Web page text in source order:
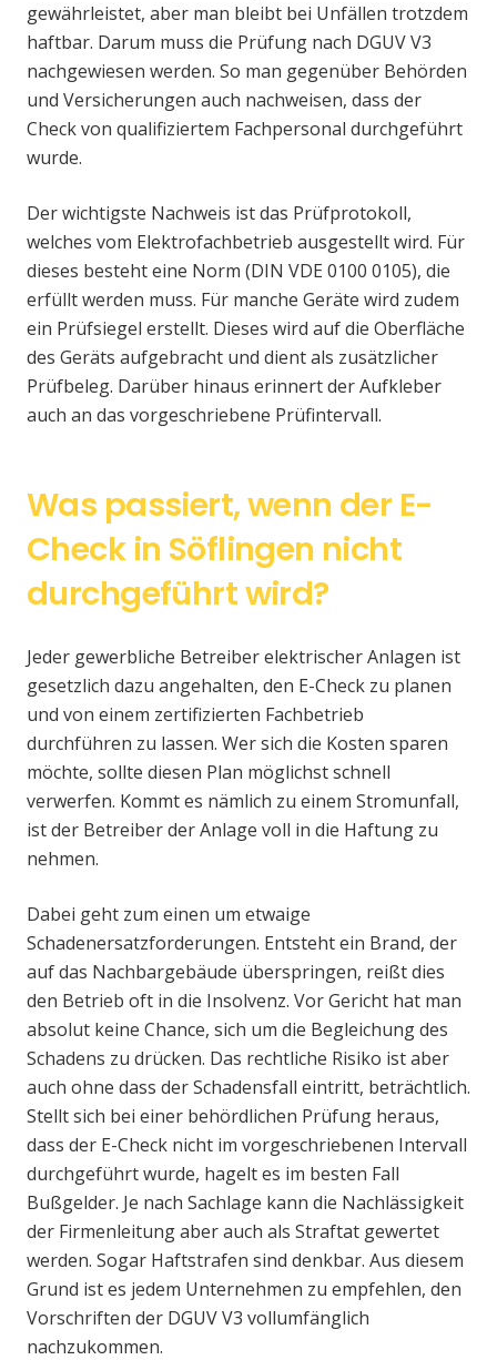
gewährleistet, aber man bleibt bei Unfällen trotzdem
haftbar. Darum muss die Prüfung nach DGUV V3
nachgewiesen werden. So man gegenüber Behörden
und Versicherungen auch nachweisen, dass der
Check von qualifiziertem Fachpersonal durchgeführt
wurde.
Der wichtigste Nachweis ist das Prüfprotokoll,
welches vom Elektrofachbetrieb ausgestellt wird. Für
dieses besteht eine Norm (DIN VDE 0100 0105), die
erfüllt werden muss. Für manche Geräte wird zudem
ein Prüfsiegel erstellt. Dieses wird auf die Oberfläche
des Geräts aufgebracht und dient als zusätzlicher
Prüfbeleg. Darüber hinaus erinnert der Aufkleber
auch an das vorgeschriebene Prüfintervall.
Was passiert, wenn der E-
Check in Söflingen nicht
durchgeführt wird?
Jeder gewerbliche Betreiber elektrischer Anlagen ist
gesetzlich dazu angehalten, den E-Check zu planen
und von einem zertifizierten Fachbetrieb
durchführen zu lassen. Wer sich die Kosten sparen
möchte, sollte diesen Plan möglichst schnell
verwerfen. Kommt es nämlich zu einem Stromunfall,
ist der Betreiber der Anlage voll in die Haftung zu
nehmen.
Dabei geht zum einen um etwaige
Schadenersatzforderungen. Entsteht ein Brand, der
auf das Nachbargebäude überspringen, reißt dies
den Betrieb oft in die Insolvenz. Vor Gericht hat man
absolut keine Chance, sich um die Begleichung des
Schadens zu drücken. Das rechtliche Risiko ist aber
auch ohne dass der Schadensfall eintritt, beträchtlich.
Stellt sich bei einer behördlichen Prüfung heraus,
dass der E-Check nicht im vorgeschriebenen Intervall
durchgeführt wurde, hagelt es im besten Fall
Bußgelder. Je nach Sachlage kann die Nachlässigkeit
der Firmenleitung aber auch als Straftat gewertet
werden. Sogar Haftstrafen sind denkbar. Aus diesem
Grund ist es jedem Unternehmen zu empfehlen, den
Vorschriften der DGUV V3 vollumfänglich
nachzukommen.